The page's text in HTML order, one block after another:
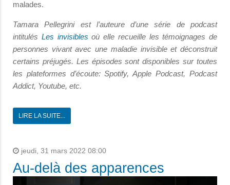
malades.
Tamara Pellegrini est l’auteure d’une série de podcast
intitulés Les invisibles où elle recueille les témoignages de
personnes vivant avec une maladie invisible et déconstruit
certains préjugés. Les épisodes sont disponibles sur toutes
les plateformes d’écoute: Spotify, Apple Podcast, Podcast
Addict, Youtube, etc.
LIRE LA SUITE...
jeudi, 31 mars 2022 08:00
Au-delà des apparences